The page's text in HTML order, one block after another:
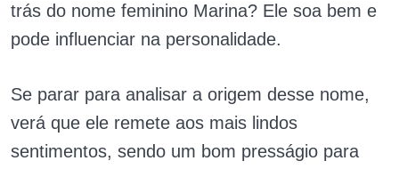
trás do nome feminino Marina? Ele soa bem e
pode influenciar na personalidade.
Se parar para analisar a origem desse nome,
verá que ele remete aos mais lindos
sentimentos, sendo um bom presságio para